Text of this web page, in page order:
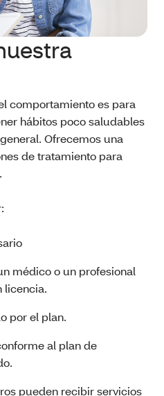
comportamiento es para
hábitos poco saludables
Ofrecemos una
de tratamiento para
médico o un profesional
licencia.
por el plan.
al plan de
pueden recibir servicios